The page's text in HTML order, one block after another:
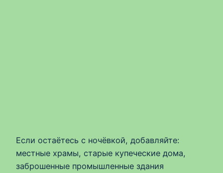
Если остаётесь с ночёвкой, добавляйте:
местные храмы, старые купеческие дома,
заброшенные промышленные здания